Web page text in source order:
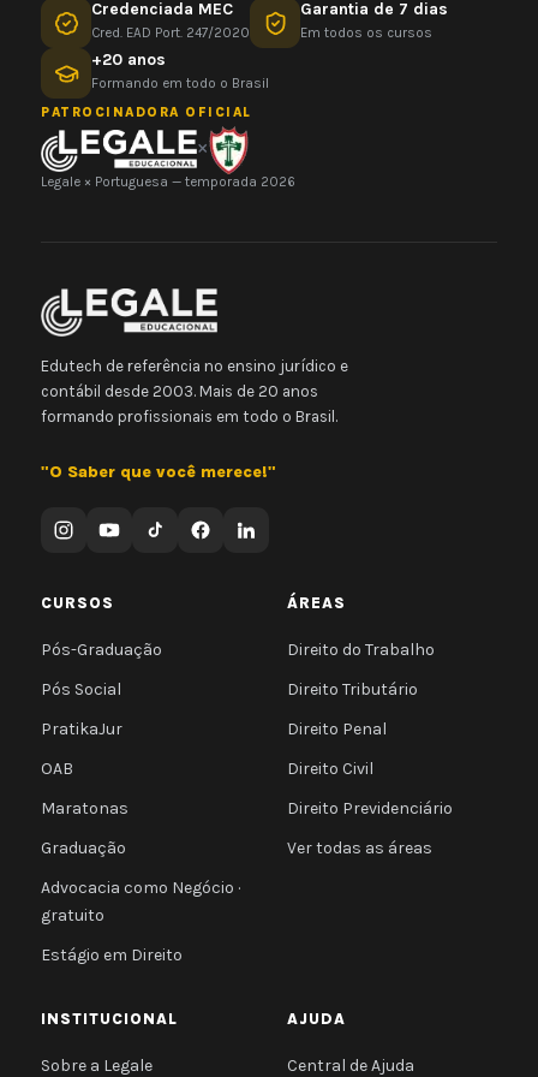
Credenciada MEC
Cred. EAD Port. 247/2020
Garantia de 7 dias
Em todos os cursos
+20 anos
Formando em todo o Brasil
PATROCINADORA OFICIAL
×
Legale × Portuguesa — temporada 2026
Edutech de referência no ensino jurídico e
contábil desde 2003. Mais de 20 anos
formando profissionais em todo o Brasil.
"O Saber que você merece!"
CURSOS
Pós-Graduação
Pós Social
PratikaJur
OAB
Maratonas
Graduação
Advocacia como Negócio ·
gratuito
Estágio em Direito
ÁREAS
Direito do Trabalho
Direito Tributário
Direito Penal
Direito Civil
Direito Previdenciário
Ver todas as áreas
INSTITUCIONAL
Sobre a Legale
AJUDA
Central de Ajuda